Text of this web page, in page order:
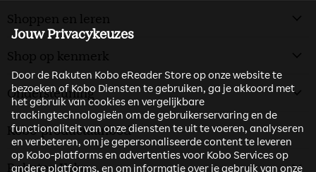
Jouw Privacykeuzes
Door de Rakuten Kobo eReader Store op onze website te
bezoeken of Kobo Diensten te gebruiken, ga je akkoord met
het gebruik van cookies en vergelijkbare
trackingtechnologieën om de gebruikerservaring en de
functionaliteit van onze diensten te uit te voeren, analyseren
en verbeteren, om je gepersonaliseerde content te leveren
op Kobo-platforms en advertenties voor Kobo Services op
andere platforms, en om informatie over je gebruik van onze
Shoppen en leren
Shop op kenmerk
Ondersteuning
Kobo-productaanbod
Rakuten Kobo